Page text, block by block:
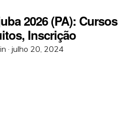
2026 (PA): Cursos
Inscrição
· Posted
julho 20, 2024